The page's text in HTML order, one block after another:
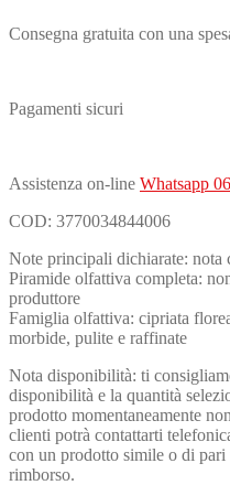
N°1,
Profumo
300ml
Consegna gratuita con una
Pagamenti sicuri
Assistenza on-line Whatsapp
COD: 3770034844006
Note principali dichiarate: nota
Piramide olfattiva completa:
produttore
Famiglia olfattiva: cipriata
morbide, pulite e raffinate
Nota disponibilità: ti
disponibilità e la quantità
prodotto momentaneamente
clienti potrà contattarti
con un prodotto simile o di
rimborso.